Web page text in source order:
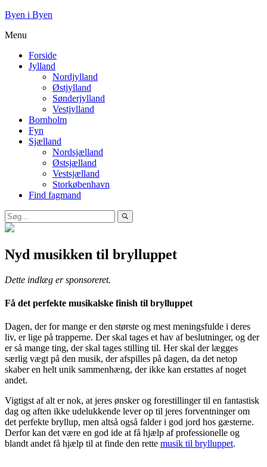
Byen i Byen
Menu
Forside
Jylland
Nordjylland
Østjylland
Sønderjylland
Vestjylland
Bornholm
Fyn
Sjælland
Nordsjælland
Østsjælland
Vestsjælland
Storkøbenhavn
Find fagmand
Nyd musikken til brylluppet
Dette indlæg er sponsoreret.
Få det perfekte musikalske finish til brylluppet
Dagen, der for mange er den største og mest meningsfulde i deres
liv, er lige på trapperne. Der skal tages et hav af beslutninger, og der
er så mange ting, der skal tages stilling til. Her skal der lægges
særlig vægt på den musik, der afspilles på dagen, da det netop
skaber en helt unik sammenhæng, der ikke kan erstattes af noget
andet.
Vigtigst af alt er nok, at jeres ønsker og forestillinger til en fantastisk
dag og aften ikke udelukkende lever op til jeres forventninger om
det perfekte bryllup, men altså også falder i god jord hos gæsterne.
Derfor kan det være en god ide at få hjælp af professionelle og
blandt andet få hjælp til at finde den rette musik til brylluppet.